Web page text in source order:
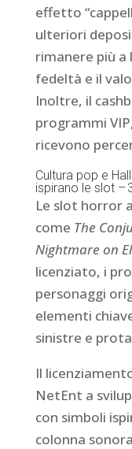
effetto
ulteriori
rimanere più
fedeltà e il
Inoltre, il
programmi
ricevono
Cultura pop e
ispirano le slot –
Le slot horror
come The
Nightmare on
licenziato, i
personaggi
elementi
sinistre e
Il
NetEnt a
con simboli
colonna